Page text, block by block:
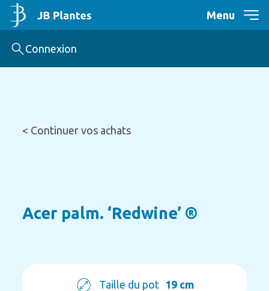
Menu
Connexion
< Continuer vos achats
Acer palm. ‘Redwine’ ®
Taille du pot 19 cm